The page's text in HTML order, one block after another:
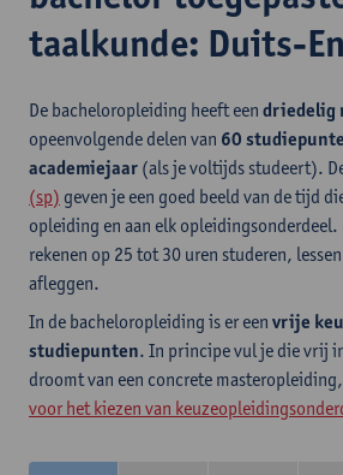
taalkunde: Duits-
De bacheloropleiding heeft een driedelig
opeenvolgende delen van 60
academiejaar (als je voltijds studeert).
(sp) geven je een goed beeld van de tijd
opleiding en aan elk
rekenen op 25 tot 30 uren studeren,
afleggen.
In de bacheloropleiding is er een vrije
studiepunten. In principe vul je die vrij
droomt van een concrete
voor het kiezen van